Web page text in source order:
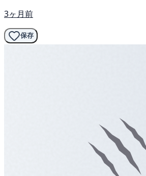
3ヶ月前
保存